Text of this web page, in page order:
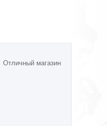
Отличный магазин